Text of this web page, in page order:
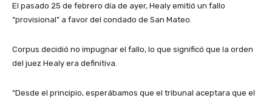
El pasado 25 de febrero día de ayer, Healy emitió un fallo
“provisional” a favor del condado de San Mateo.
Corpus decidió no impugnar el fallo, lo que significó que la orden
del juez Healy era definitiva.
“Desde el principio, esperábamos que el tribunal aceptara que el